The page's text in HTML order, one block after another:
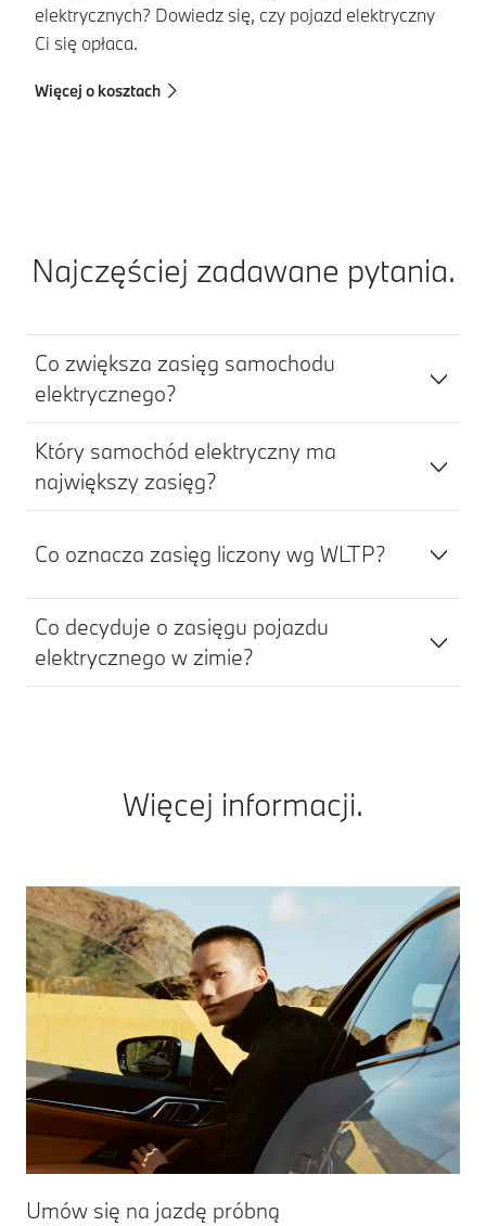
elektrycznych? Dowiedz się, czy pojazd elektryczny
Ci się opłaca.
Więcej o kosztach
Najczęściej zadawane pytania.
Co zwiększa zasięg samochodu
elektrycznego?
Który samochód elektryczny ma
największy zasięg?
Co oznacza zasięg liczony wg WLTP?
Co decyduje o zasięgu pojazdu
elektrycznego w zimie?
Więcej informacji.
Umów się na jazdę próbną